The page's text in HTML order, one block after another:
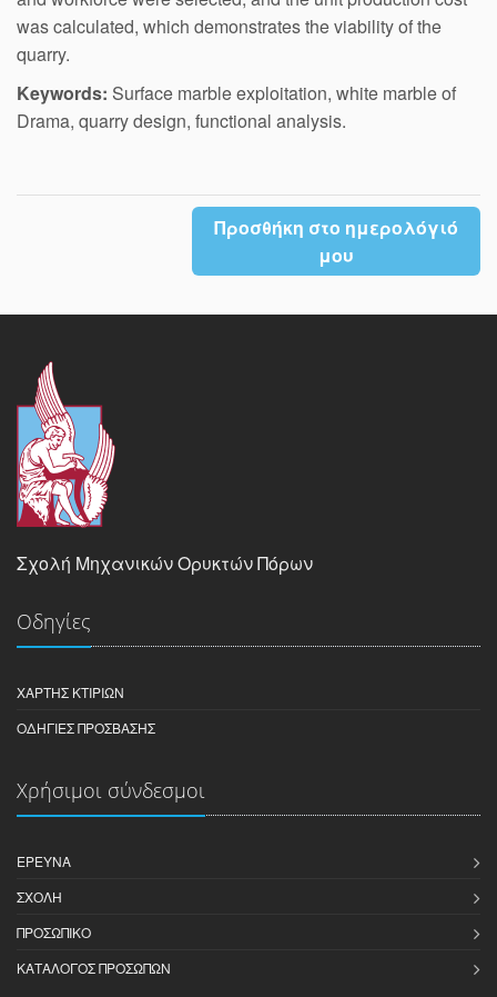
was calculated, which demonstrates the viability of the
quarry.
Keywords: Surface marble exploitation, white marble of
Drama, quarry design, functional analysis.
Προσθήκη στο ημερολόγιό
μου
Σχολή Μηχανικών Ορυκτών Πόρων
Οδηγίες
ΧΆΡΤΗΣ ΚΤΙΡΊΩΝ
ΟΔΗΓΊΕΣ ΠΡΌΣΒΑΣΗΣ
Χρήσιμοι σύνδεσμοι
ΈΡΕΥΝΑ
ΣΧΟΛΉ
ΠΡΟΣΩΠΙΚΌ
ΚΑΤΆΛΟΓΟΣ ΠΡΟΣΏΠΩΝ